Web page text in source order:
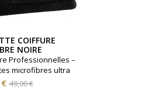
COIFFURE
NOIRE
Professionnelles –
microfibres ultra
pour les salons de
Prix
49,00 €